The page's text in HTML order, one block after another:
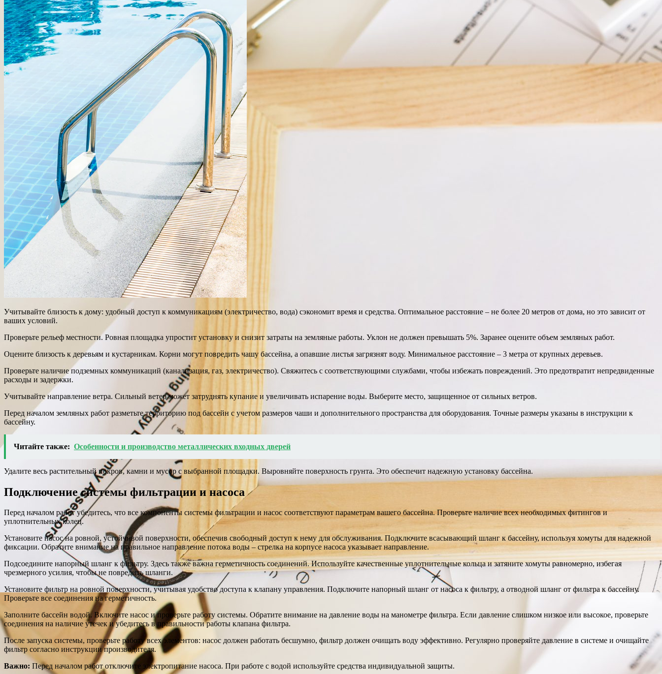
Учитывайте близость к дому: удобный доступ к коммуникациям (электричество, вода) сэкономит время и средства. Оптимальное расстояние – не более 20 метров от дома, но это зависит от
ваших условий.
Проверьте рельеф местности. Ровная площадка упростит установку и снизит затраты на земляные работы. Уклон не должен превышать 5%. Заранее оцените объем земляных работ.
Оцените близость к деревьям и кустарникам. Корни могут повредить чашу бассейна, а опавшие листья загрязнят воду. Минимальное расстояние – 3 метра от крупных деревьев.
Проверьте наличие подземных коммуникаций (канализация, газ, электричество). Свяжитесь с соответствующими службами, чтобы избежать повреждений. Это предотвратит непредвиденные
расходы и задержки.
Учитывайте направление ветра. Сильный ветер может затруднять купание и увеличивать испарение воды. Выберите место, защищенное от сильных ветров.
Перед началом земляных работ разметьте территорию под бассейн с учетом размеров чаши и дополнительного пространства для оборудования. Точные размеры указаны в инструкции к
бассейну.
Читайте также: Особенности и производство металлических входных дверей
Удалите весь растительный покров, камни и мусор с выбранной площадки. Выровняйте поверхность грунта. Это обеспечит надежную установку бассейна.
Подключение системы фильтрации и насоса
Перед началом работ убедитесь, что все компоненты системы фильтрации и насос соответствуют параметрам вашего бассейна. Проверьте наличие всех необходимых фитингов и
уплотнительных колец.
Установите насос на ровной, устойчивой поверхности, обеспечив свободный доступ к нему для обслуживания. Подключите всасывающий шланг к бассейну, используя хомуты для надежной
фиксации. Обратите внимание на правильное направление потока воды – стрелка на корпусе насоса указывает направление.
Подсоедините напорный шланг к фильтру. Здесь также важна герметичность соединений. Используйте качественные уплотнительные кольца и затяните хомуты равномерно, избегая
чрезмерного усилия, чтобы не повредить шланги.
Установите фильтр на ровной поверхности, учитывая удобство доступа к клапану управления. Подключите напорный шланг от насоса к фильтру, а отводной шланг от фильтра к бассейну.
Проверьте все соединения на герметичность.
Заполните бассейн водой. Включите насос и проверьте работу системы. Обратите внимание на давление воды на манометре фильтра. Если давление слишком низкое или высокое, проверьте
соединения на наличие утечек и убедитесь в правильности работы клапана фильтра.
После запуска системы, проверьте работу всех элементов: насос должен работать бесшумно, фильтр должен очищать воду эффективно. Регулярно проверяйте давление в системе и очищайте
фильтр согласно инструкции производителя.
Важно: Перед началом работ отключите электропитание насоса. При работе с водой используйте средства индивидуальной защиты.